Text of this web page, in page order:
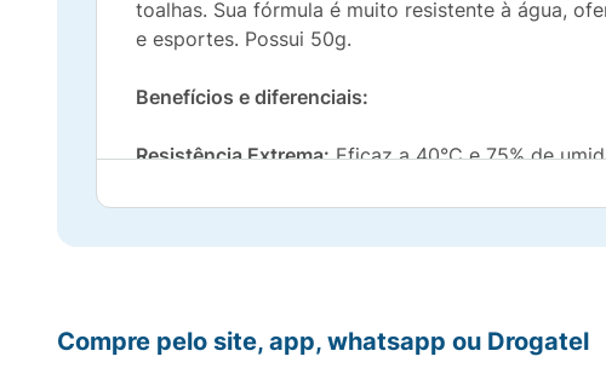
toalhas. Sua fórmula é muito resistente à água,
e esportes. Possui 50g.
Benefícios e diferenciais:
Resistência Extrema:Eficaz a 40°C e 75% de
Resiste ao suor e ao atrito.
Máxima Proteção: Ideal para quem busca
Compre pelo site, app, whatsapp ou Drogatel